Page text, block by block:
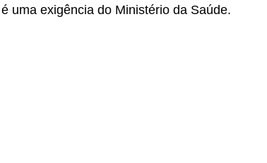
uma exigência do Ministério da Saúde.